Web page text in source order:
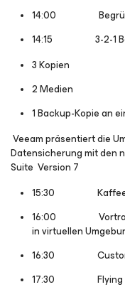
14:00
14:15 3-2-1
3 Kopien
2 Medien
1 Backup-Kopie an
Veeam präsentiert die
Datensicherung mit den
Suite Version 7
15:30
16:00 Vortrag
in virtuellen
16:30
17:30 Flying